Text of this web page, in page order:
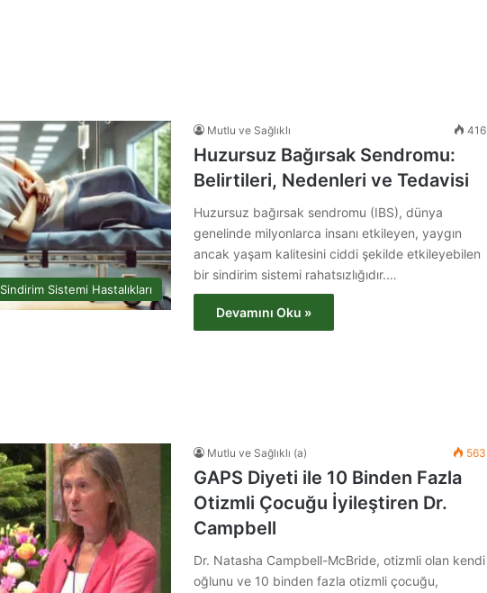
Sindirim Sistemi Hastalıkları
Mutlu ve Sağlıklı 416
Huzursuz Bağırsak Sendromu:
Belirtileri, Nedenleri ve Tedavisi
Huzursuz bağırsak sendromu (IBS), dünya
genelinde milyonlarca insanı etkileyen, yaygın
ancak yaşam kalitesini ciddi şekilde etkileyebilen
bir sindirim sistemi rahatsızlığıdır.…
Devamını Oku »
Mutlu ve Sağlıklı (a) 563
GAPS Diyeti ile 10 Binden Fazla
Otizmli Çocuğu İyileştiren Dr.
Campbell
Dr. Natasha Campbell-McBride, otizmli olan kendi
oğlunu ve 10 binden fazla otizmli çocuğu,